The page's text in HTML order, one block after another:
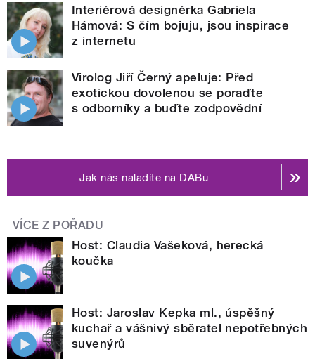
Interiérová designérka Gabriela
Hámová: S čím bojuju, jsou inspirace
z internetu
Virolog Jiří Černý apeluje: Před
exotickou dovolenou se poraďte
s odborníky a buďte zodpovědní
Jak nás naladíte na DABu
VÍCE Z POŘADU
Host: Claudia Vašeková, herecká
koučka
Host: Jaroslav Kepka ml., úspěšný
kuchař a vášnivý sběratel nepotřebných
suvenýrů